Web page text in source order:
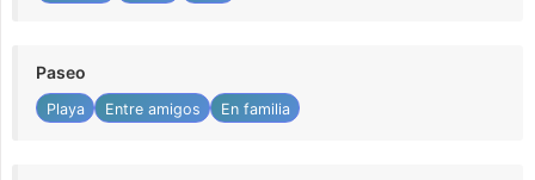
Paseo
Playa Entre amigos En familia